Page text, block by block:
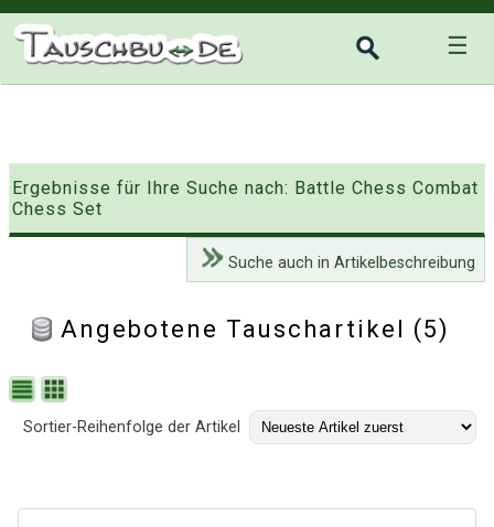
☰
Ergebnisse für Ihre Suche nach: Battle Chess Combat
Chess Set
Suche auch in Artikelbeschreibung
Angebotene Tauschartikel (5)
Sortier-Reihenfolge der Artikel